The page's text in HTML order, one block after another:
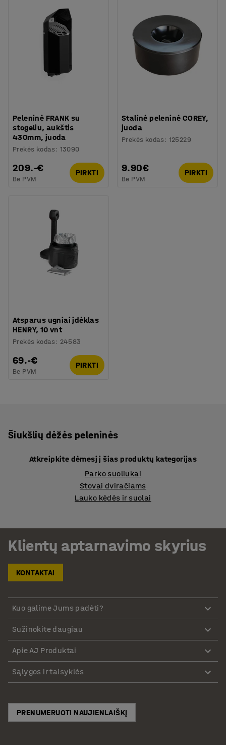
Peleninė FRANK su
stogeliu, aukštis
430mm, juoda
Prekės kodas : 13090
209.-€
Be PVM
PIRKTI
Stalinė peleninė COREY,
juoda
Prekės kodas : 125229
9.90€
Be PVM
PIRKTI
Atsparus ugniai įdėklas
HENRY, 10 vnt
Prekės kodas : 24583
69.-€
Be PVM
PIRKTI
Šiukšlių dėžės peleninės
Atkreipkite dėmesį į šias produktų kategorijas
Parko suoliukai
Stovai dviračiams
Lauko kėdės ir suolai
Klientų aptarnavimo skyrius
KONTAKTAI
Kuo galime Jums padėti?
Sužinokite daugiau
Apie AJ Produktai
Sąlygos ir taisyklės
PRENUMERUOTI NAUJIENLAIŠKĮ